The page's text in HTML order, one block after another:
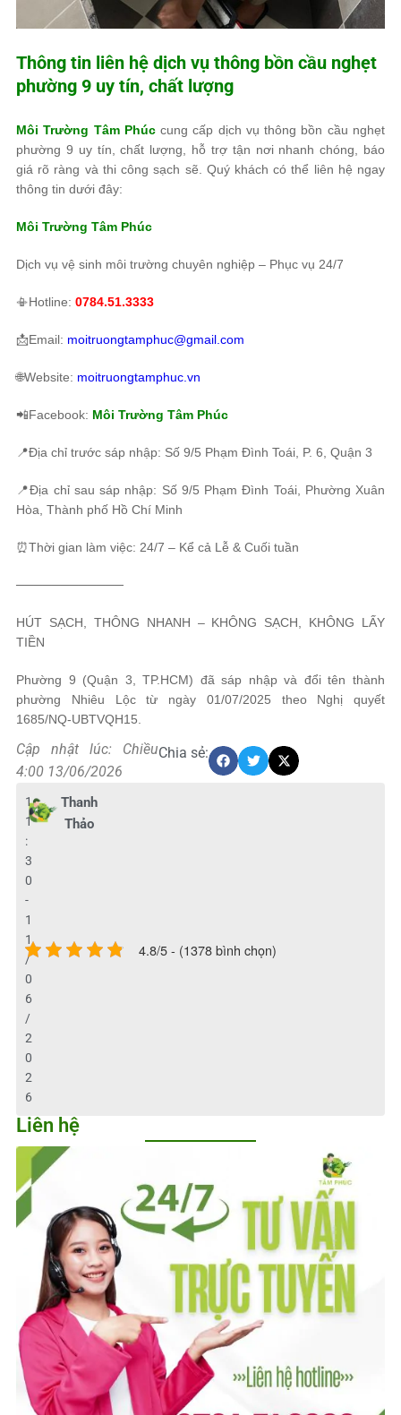
Thông tin liên hệ dịch vụ thông bồn cầu nghẹt
phường 9 uy tín, chất lượng
Môi Trường Tâm Phúccung cấp dịch vụ thông bồn cầu nghẹt
phường 9 uy tín, chất lượng, hỗ trợ tận nơi nhanh chóng, báo
giá rõ ràng và thi công sạch sẽ. Quý khách có thể liên hệ ngay
thông tin dưới đây:
Môi Trường Tâm Phúc
Dịch vụ vệ sinh môi trường chuyên nghiệp – Phục vụ 24/7
📳Hotline: 0784.51.3333
📩Email: moitruongtamphuc@gmail.com
🌐Website: moitruongtamphuc.vn
📲Facebook: Môi Trường Tâm Phúc
📍Địa chỉ trước sáp nhập: Số 9/5 Phạm Đình Toái, P. 6, Quận 3
📍Địa chỉ sau sáp nhập: Số 9/5 Phạm Đình Toái, Phường Xuân
Hòa, Thành phố Hồ Chí Minh
⏰Thời gian làm việc: 24/7 – Kể cả Lễ & Cuối tuần
────────────
HÚT SẠCH, THÔNG NHANH – KHÔNG SẠCH, KHÔNG LẤY
TIỀN
Phường 9 (Quận 3, TP.HCM) đã sáp nhập và đổi tên thành
phường Nhiêu Lộc từ ngày 01/07/2025 theo Nghị quyết
1685/NQ-UBTVQH15.
Cập nhật lúc: Chiều
4:00 13/06/2026
Chia sẻ:
Thanh
Thảo
1
1
:
3
0
-
1
1
/
0
6
/
2
0
2
6
4.8/5 - (1378 bình chọn)
Liên hệ